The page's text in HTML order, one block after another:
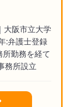
大阪市立大学
:弁護士登録
所勤務を経て
務所設立